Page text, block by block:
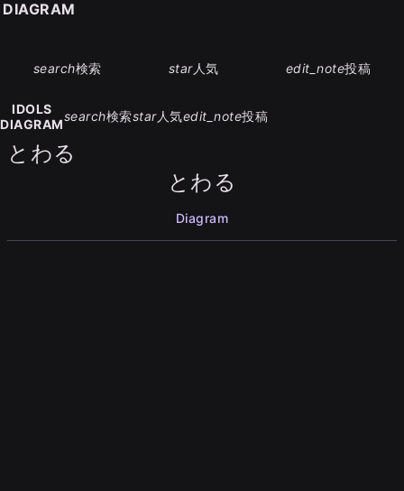
search検索 star人気 edit_note投稿
IDOLS
DIAGRAM
search検索star人気edit_note投稿
とわる
とわる
Diagram